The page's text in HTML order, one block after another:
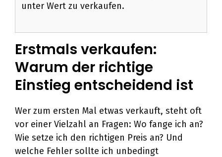
unter Wert zu verkaufen.
Erstmals verkaufen:
Warum der richtige
Einstieg entscheidend ist
Wer zum ersten Mal etwas verkauft, steht oft
vor einer Vielzahl an Fragen: Wo fange ich an?
Wie setze ich den richtigen Preis an? Und
welche Fehler sollte ich unbedingt